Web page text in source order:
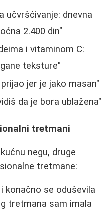
učvršćivanje: dnevna
2.400 din"
i vitaminom C:
teksture"
jer je jako masan"
da je bora ublažena"
tretmani
negu, druge
tretmane:
konačno se oduševila
tretmana sam imala